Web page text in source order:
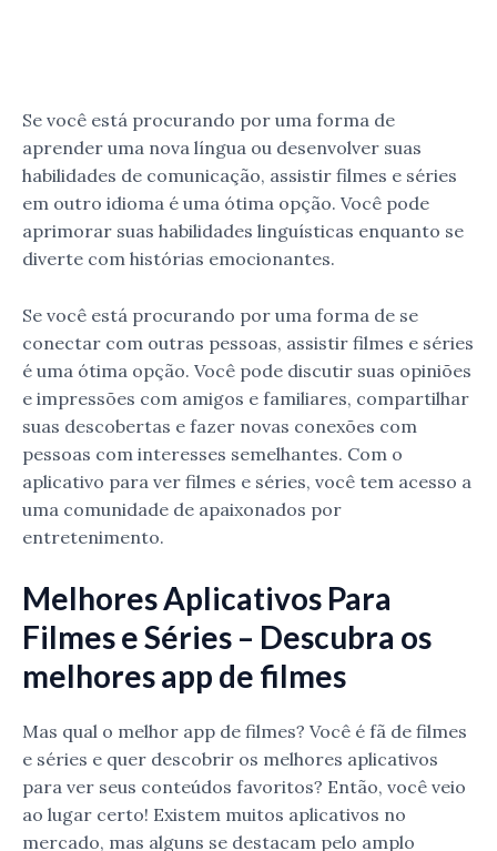
Se você está procurando por uma forma de
aprender uma nova língua ou desenvolver suas
habilidades de comunicação, assistir filmes e séries
em outro idioma é uma ótima opção. Você pode
aprimorar suas habilidades linguísticas enquanto se
diverte com histórias emocionantes.
Se você está procurando por uma forma de se
conectar com outras pessoas, assistir filmes e séries
é uma ótima opção. Você pode discutir suas opiniões
e impressões com amigos e familiares, compartilhar
suas descobertas e fazer novas conexões com
pessoas com interesses semelhantes. Com o
aplicativo para ver filmes e séries, você tem acesso a
uma comunidade de apaixonados por
entretenimento.
Melhores Aplicativos Para
Filmes e Séries – Descubra os
melhores app de filmes
Mas qual o melhor app de filmes? Você é fã de filmes
e séries e quer descobrir os melhores aplicativos
para ver seus conteúdos favoritos? Então, você veio
ao lugar certo! Existem muitos aplicativos no
mercado, mas alguns se destacam pelo amplo